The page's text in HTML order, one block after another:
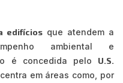
edifíciosque atendem a
ambiental e
é concedida pelo U.S.
em áreas como, por